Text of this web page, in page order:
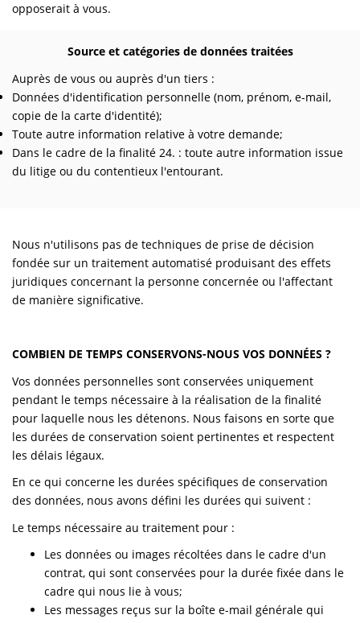
opposerait à vous.
Source et catégories de données traitées
Auprès de vous ou auprès d'un tiers :
Données d'identification personnelle (nom, prénom, e-mail,
copie de la carte d'identité);
Toute autre information relative à votre demande;
Dans le cadre de la finalité 24. : toute autre information issue
du litige ou du contentieux l'entourant.
Nous n'utilisons pas de techniques de prise de décision
fondée sur un traitement automatisé produisant des effets
juridiques concernant la personne concernée ou l'affectant
de manière significative.
COMBIEN DE TEMPS CONSERVONS-NOUS VOS DONNÉES ?
Vos données personnelles sont conservées uniquement
pendant le temps nécessaire à la réalisation de la finalité
pour laquelle nous les détenons. Nous faisons en sorte que
les durées de conservation soient pertinentes et respectent
les délais légaux.
En ce qui concerne les durées spécifiques de conservation
des données, nous avons défini les durées qui suivent :
Le temps nécessaire au traitement pour :
Les données ou images récoltées dans le cadre d'un
contrat, qui sont conservées pour la durée fixée dans le
cadre qui nous lie à vous;
Les messages reçus sur la boîte e-mail générale qui